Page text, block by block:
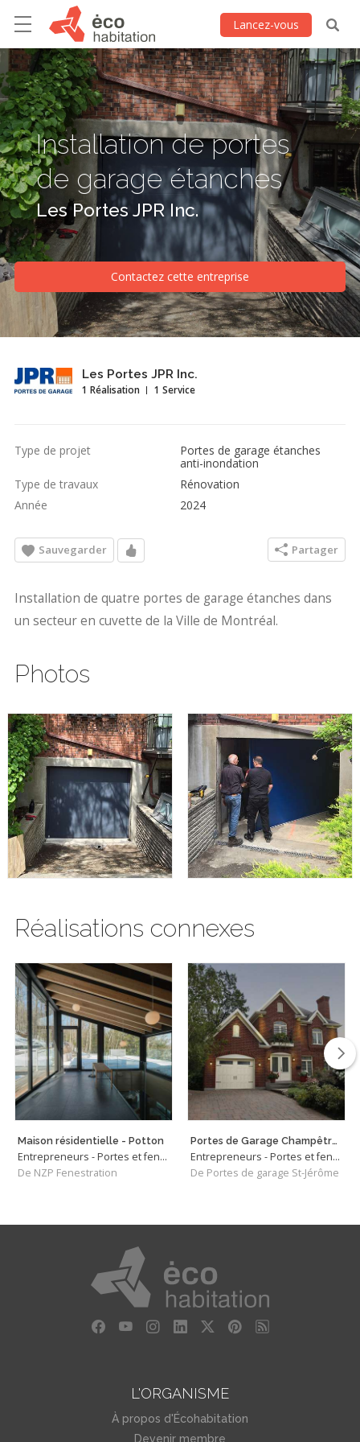
Lancez-vous
Installation de portes
de garage étanches
Les Portes JPR Inc.
Contactez cette entreprise
Les Portes JPR Inc.
1 Réalisation 1 Service
Type de projet
Portes de garage étanches
anti-inondation
Type de travaux
Rénovation
Année
2024
Sauvegarder Partager
Installation de quatre portes de garage étanches dans
un secteur en cuvette de la Ville de Montréal.
Photos
Réalisations connexes
Maison résidentielle - Potton
Entrepreneurs - Portes et fenêtres
De NZP Fenestration
Portes de Garage Champêtres
Entrepreneurs - Portes et fenêtres
De Portes de garage St-Jérôme
L'ORGANISME
À propos d'Écohabitation
Devenir membre